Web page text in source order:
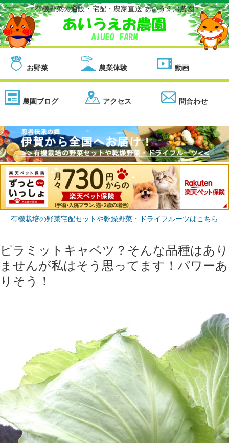
有機野菜の通販・宅配・農家直送 あいうえお農園
お野菜 農業体験 動画
農園ブログ アクセス 問合わせ
有機栽培の野菜宅配セットや乾燥野菜・ドライフルーツはこちら
ピラミットキャベツ？そんな品種はあり
ませんが私はそう思ってます！パワーあ
りそう！